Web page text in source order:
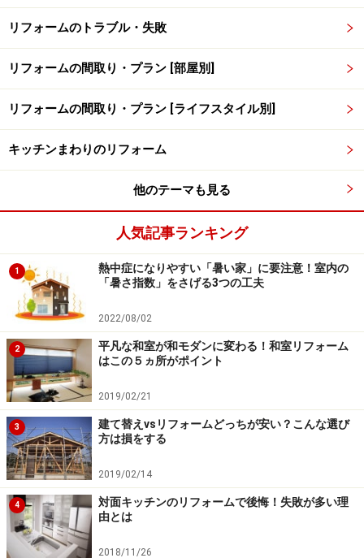
リフォームのトラブル・失敗
リフォームの間取り・プラン [部屋別]
リフォームの間取り・プラン [ライフスタイル別]
キッチンまわりのリフォーム
他のテーマも見る
人気記事ランキング
1
熱中症になりやすい「暑い家」に要注意！室内の
「暑さ指数」をさげる3つの工夫
2022/08/02
2
平凡な和室が和モダンに変わる！和室リフォーム
はこの５ヵ所がポイント
2019/02/21
3
建て替えvsリフォームどっちが安い？こんな選び
方は損をする
2019/02/14
4
対面キッチンのリフォームで後悔！失敗が多い理
由とは
2018/11/26